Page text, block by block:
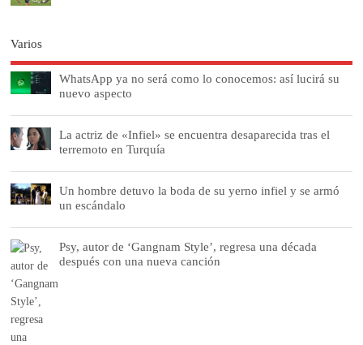
Varios
WhatsApp ya no será como lo conocemos: así lucirá su
nuevo aspecto
La actriz de «Infiel» se encuentra desaparecida tras el
terremoto en Turquía
Un hombre detuvo la boda de su yerno infiel y se armó
un escándalo
Psy, autor de ‘Gangnam Style’, regresa una década
después con una nueva canción